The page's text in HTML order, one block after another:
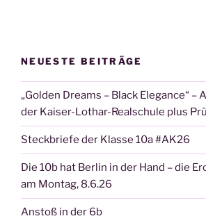
NEUESTE BEITRÄGE
„Golden Dreams – Black Elegance“ –
der Kaiser-Lothar-Realschule plus
Steckbriefe der Klasse 10a #AK26
Die 10b hat Berlin in der Hand – die
am Montag, 8.6.26
Anstoß in der 6b